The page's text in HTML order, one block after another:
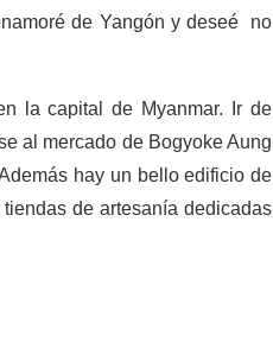
de Yangón y deseé no
la capital de Myanmar. Ir de
al mercado de Bogyoke Aung
hay un bello edificio de
de artesanía dedicadas